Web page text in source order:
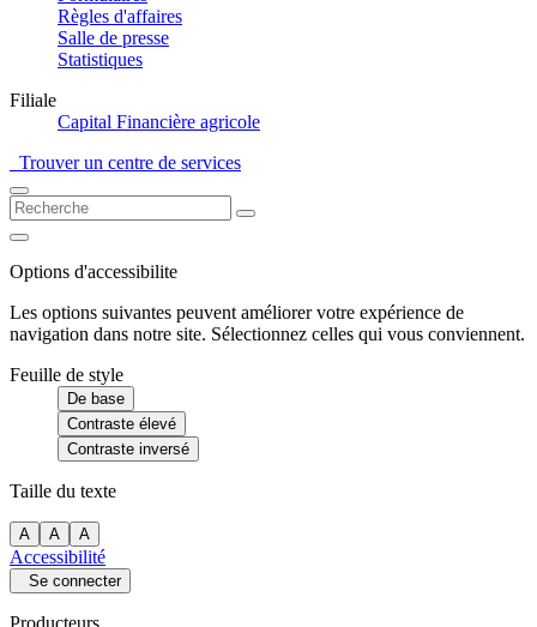
Règles d'affaires
Salle de presse
Statistiques
Filiale
Capital Financière agricole
Trouver un centre de services
Options d'accessibilite
Les options suivantes peuvent améliorer votre expérience de
navigation dans notre site. Sélectionnez celles qui vous conviennent.
Feuille de style
De base
Contraste élevé
Contraste inversé
Taille du texte
A A A
Accessibilité
Se connecter
Producteurs